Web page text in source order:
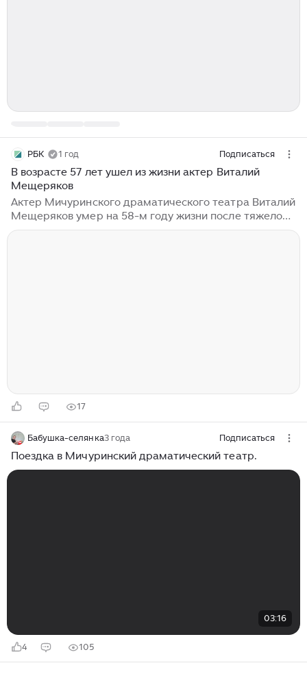
РБК 1 год Подписаться
В возрасте 57 лет ушел из жизни актер Виталий
Мещеряков
Актер Мичуринского драматического театра Виталий
Мещеряков умер на 58-м году жизни после тяжелой
болезни, сообщила пресс-служба театра. Виталий
17
Бабушка-селянка3 года Подписаться
Поездка в Мичуринский драматический театр.
03:16
4 105